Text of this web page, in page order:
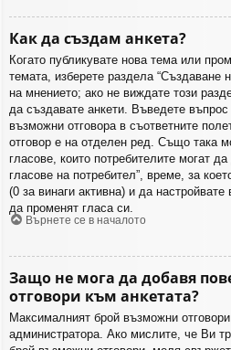
Как да създам анкета?
Когато публикувате нова тема или
темата, изберете раздела “Създаване
на мнението; ако не виждате този
да създавате анкети. Въведете
възможни отговора в съответните
отговор е на отделен ред. Също така
гласове, които потребителите могат
гласове на потребител”, време, за
(0 за винаги активна) и да
да променят гласа си.
Върнете се в началото
Защо не мога да добавя
отговори към анкетата?
Максималният брой възможни
администратора. Ако мислите, че Ви